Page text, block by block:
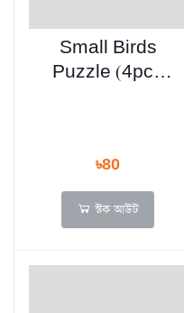
Small Birds
Puzzle (4pcs
৳80
স্টক আউট